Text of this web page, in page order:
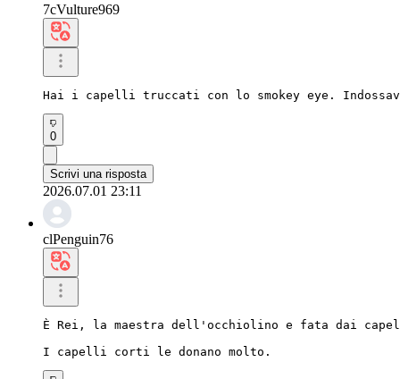
7cVulture969
Hai i capelli truccati con lo smokey eye.
0
Scrivi una risposta
2026.07.01 23:11
clPenguin76
È Rei, la maestra dell'occhiolino e fata dai
I capelli corti le donano molto.